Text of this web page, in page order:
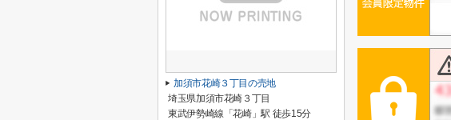
加須市花崎３丁目の売地
埼玉県加須市花崎３丁目
東武伊勢崎線「花崎」駅 徒歩15分